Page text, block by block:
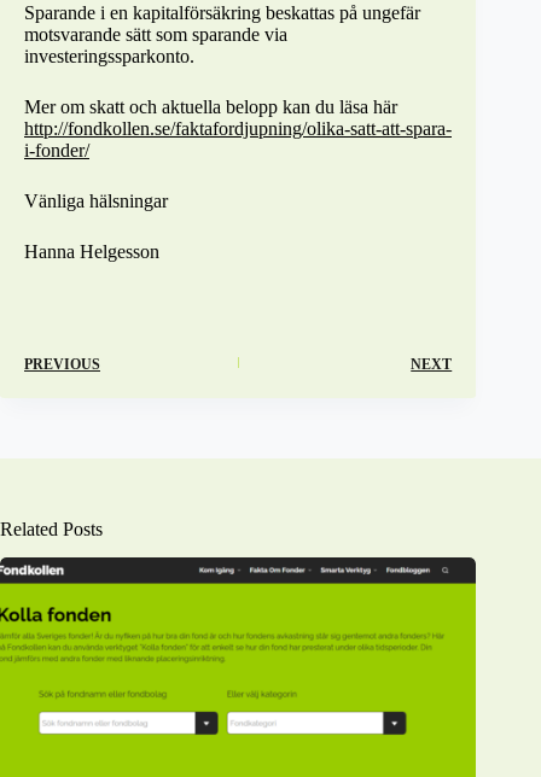
Sparande i en kapitalförsäkring beskattas på ungefär
motsvarande sätt som sparande via
investeringssparkonto.
Mer om skatt och aktuella belopp kan du läsa här
http://fondkollen.se/faktafordjupning/olika-satt-att-spara-
i-fonder/
Vänliga hälsningar
Hanna Helgesson
PREVIOUS NEXT
Related Posts